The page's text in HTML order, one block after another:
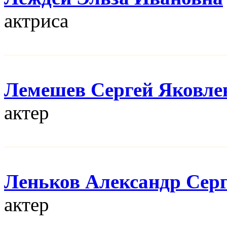
актриса
Лемешев Сергей
актер
Леньков Александр
актер